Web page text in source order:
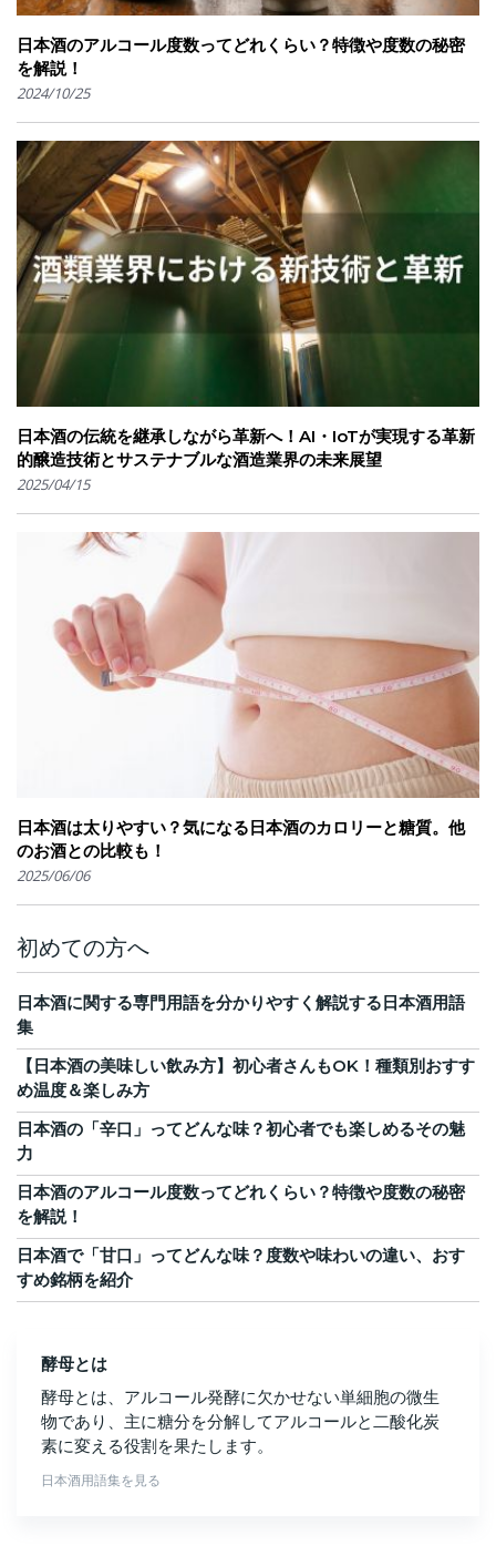
日本酒のアルコール度数ってどれくらい？特徴や度数の秘密
を解説！
2024/10/25
日本酒の伝統を継承しながら革新へ！AI・IoTが実現する革新
的醸造技術とサステナブルな酒造業界の未来展望
2025/04/15
日本酒は太りやすい？気になる日本酒のカロリーと糖質。他
のお酒との比較も！
2025/06/06
初めての方へ
日本酒に関する専門用語を分かりやすく解説する日本酒用語
集
【日本酒の美味しい飲み方】初心者さんもOK！種類別おすす
め温度＆楽しみ方
日本酒の「辛口」ってどんな味？初心者でも楽しめるその魅
力
日本酒のアルコール度数ってどれくらい？特徴や度数の秘密
を解説！
日本酒で「甘口」ってどんな味？度数や味わいの違い、おす
すめ銘柄を紹介
酵母とは
酵母とは、アルコール発酵に欠かせない単細胞の微生
物であり、主に糖分を分解してアルコールと二酸化炭
素に変える役割を果たします。
日本酒用語集を見る